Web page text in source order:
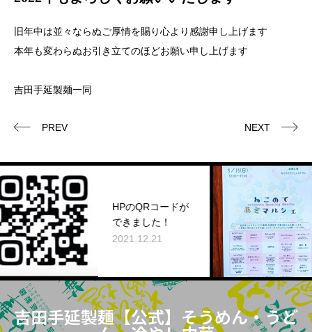
旧年中は並々ならぬご厚情を賜り心より感謝申し上げます
本年も変わらぬお引き立てのほどお願い申し上げます
吉田手延製麺一同
PREV NEXT
HPのQRコードが
できました！
2021.12.21
イ
新
吉田手延製麺【公式】そうめん・うど